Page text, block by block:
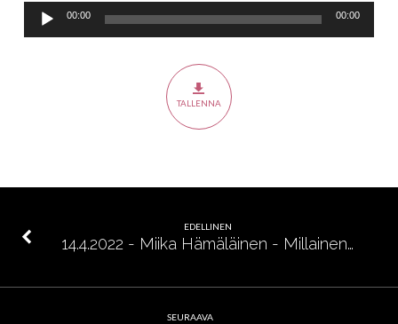
Miika
Hämäläinen
ylösnousemuksen
Äänitoistin00:00 00:00
TALLENNA
EDELLINEN
14.4.2022 - Miika Hämäläinen - Millainen…
SEURAAVA